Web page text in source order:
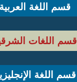
قسم اللغة العربية
قسم اللغات
قسم اللغة